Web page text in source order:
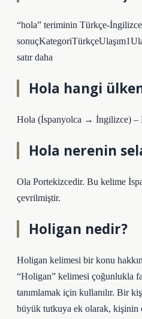
“hola” teriminin Türkçe-
satır daha
Hola hangi
Hola (İspanyolca → İngilizce) –
Hola nerenin
Ola Portekizcedir. Bu kelime
çevrilmiştir.
Holigan nedir?
Holigan kelimesi bir konu
“Holigan” kelimesi çoğunlukla
tanımlamak için kullanılır. Bir
büyük tutkuya ek olarak, kişinin